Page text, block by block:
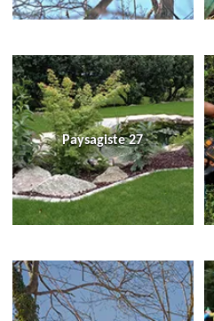
Paysagiste 27